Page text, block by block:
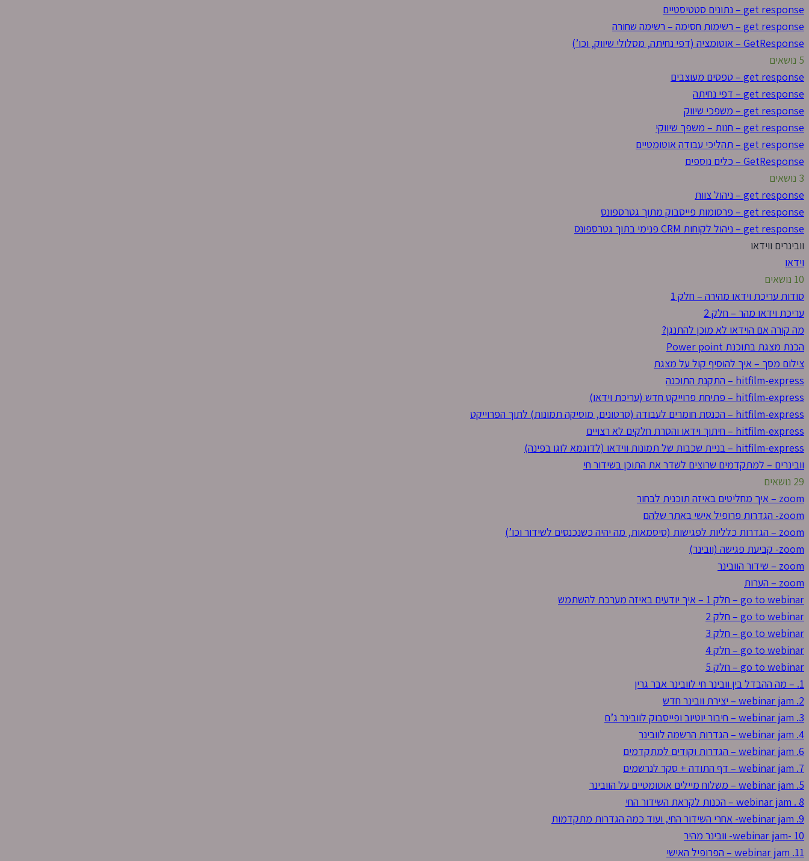
get response – נתונים סטטיסטיים
get response – רשימות חסימה – רשימה שחורה
GetResponse – אוטומציה (דפי נחיתה, מסלולי שיווק, וכו’)
5 נושאים
get response – טפסים מעוצבים
get response – דפי נחיתה
get response – משפכי שיווק
get response – חנות – משפך שיווקי
get response – תהליכי עבודה אוטומטיים
GetResponse – כלים נוספים
3 נושאים
get response – ניהול צוות
get response – פרסומות פייסבוק מתוך גטרספונס
get response – ניהול לקוחות CRM פנימי בתוך גטרספונס
וובינרים ווידאו
וידאו
10 נושאים
סודות עריכת וידאו מהירה – חלק 1
עריכת וידאו מהר – חלק 2
מה קורה אם הוידאו לא מוכן להתנגן?
הכנת מצגת בתוכנת Power point
צילום מסך – איך להוסיף קול על מצגת
hitfilm-express – התקנת התוכנה
hitfilm-express – פתיחת פרוייקט חדש (עריכת וידאו)
hitfilm-express – הכנסת חומרים לעבודה (סרטונים, מוסיקה תמונות) לתוך הפרוייקט
hitfilm-express – חיתוך וידאו והסרת חלקים לא רצויים
hitfilm-express – בניית שכבות של תמונות ווידאו (לדוגמא לוגו בפינה)
וובינרים – למתקדמים שרוצים לשדר את התוכן בשידור חי
29 נושאים
zoom – איך מחליטים באיזה תוכנית לבחור
zoom- הגדרות פרופיל אישי באתר שלהם
zoom – הגדרות כלליות לפגישות (סיסמאות, מה יהיה כשנכנסים לשידור וכו’)
zoom- קביעת פגישה (וובינר)
zoom – שידור הוובינר
zoom – הערות
go to webinar – חלק 1 – איך יודעים באיזה מערכת להשתמש
go to webinar – חלק 2
go to webinar – חלק 3
go to webinar – חלק 4
go to webinar – חלק 5
1. – מה ההבדל בין וובינר חי לוובינר אבר גרין
2. webinar jam – יצירת וובינר חדש
3. webinar jam – חיבור יוטיוב ופייסבוק לוובינר ג’ם
4. webinar jam – הגדרות הרשמה לוובינר
6. webinar jam – הגדרות וקודים למתקדמים
7. webinar jam – דף התודה + סקר לנרשמים
5. webinar jam – משלוח מיילים אוטומטיים על הוובינר
8 . webinar jam – הכנות לקראת השידור החי
9. webinar jam- אחרי השידור החי, ועוד כמה הגדרות מתקדמות
10 -webinar jam- וובינר מהיר
11. webinar jam – הפרופיל האישי